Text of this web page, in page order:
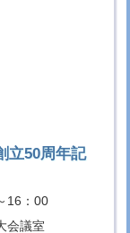
会社大分銀行の共
論文が国際学術
れました
回日本心身医学
しました
立50周年記
16：00
会議室